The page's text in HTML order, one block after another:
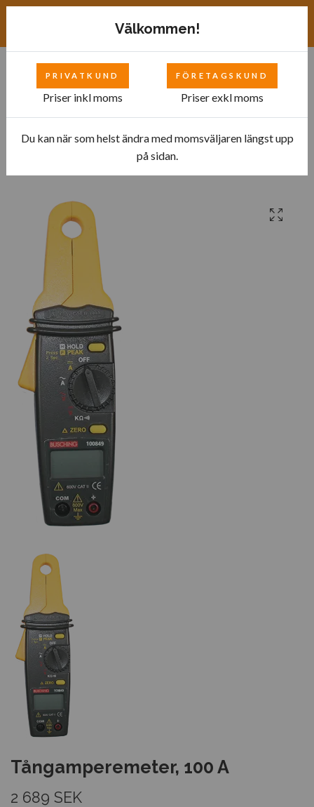
Fordonselektronik
Tångamperemeter, 100 A
Tångamperemeter, 100 A
2 689 SEK
Välkommen!
PRIVATKUND
Priser inkl moms
FÖRETAGSKUND
Priser exkl moms
Du kan när som helst ändra med momsväljaren längst upp
på sidan.